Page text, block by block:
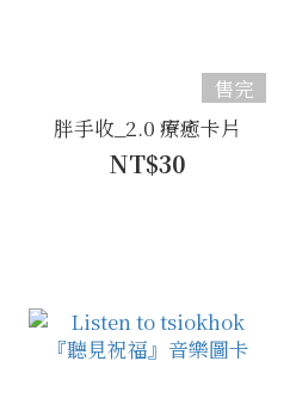
售完
胖手收_2.0 療癒卡片
NT$30